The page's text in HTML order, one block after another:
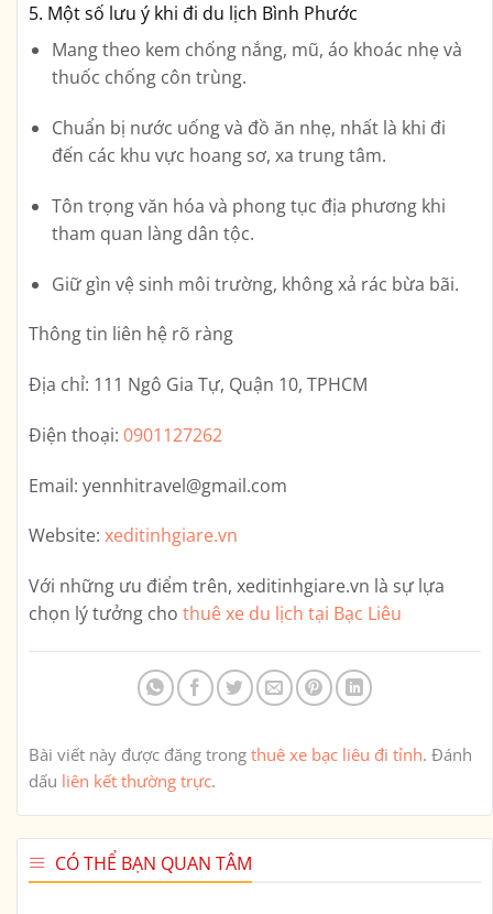
5. Một số lưu ý khi đi du lịch Bình Phước
Mang theo kem chống nắng, mũ, áo khoác nhẹ và
thuốc chống côn trùng.
Chuẩn bị nước uống và đồ ăn nhẹ, nhất là khi đi
đến các khu vực hoang sơ, xa trung tâm.
Tôn trọng văn hóa và phong tục địa phương khi
tham quan làng dân tộc.
Giữ gìn vệ sinh môi trường, không xả rác bừa bãi.
Thông tin liên hệ rõ ràng
Địa chỉ: 111 Ngô Gia Tự, Quận 10, TPHCM
Điện thoại: 0901127262
Email: yennhitravel@gmail.com
Website: xeditinhgiare.vn
Với những ưu điểm trên, xeditinhgiare.vn là sự lựa
chọn lý tưởng cho thuê xe du lịch tại Bạc Liêu
Bài viết này được đăng trong thuê xe bạc liêu đi tỉnh. Đánh
dấu liên kết thường trực.
CÓ THỂ BẠN QUAN TÂM